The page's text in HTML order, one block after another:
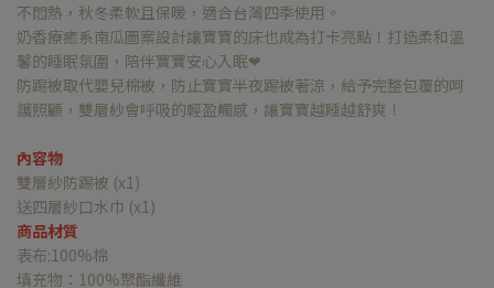
不悶熱，秋冬柔軟且保暖，適合台灣四季使用。
奶香療癒系南瓜圖案設計讓寶寶的床也成為打卡亮點！打造柔和溫
馨的睡眠氛圍，陪伴寶寶安心入眠❤
防踢被取代嬰兒棉被，防止寶寶半夜踢被著涼，給予完整包覆的呵
護照顧，雙層紗會呼吸的輕盈觸感，讓寶寶越睡越舒爽！
內容物
雙層紗防踢被 (x1)
送四層紗口水巾 (x1)
商品材質
表布:100%棉
填充物：100%聚酯纖維